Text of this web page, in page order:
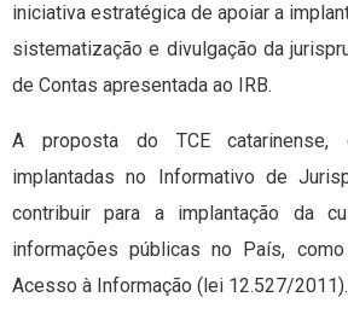
iniciativa estratégica de apoiar a
sistematização e divulgação da
de Contas apresentada ao IRB.
A proposta do TCE catarinense,
implantadas no Informativo de
contribuir para a implantação da
informações públicas no País,
Acesso à Informação (lei 12.527/2011).